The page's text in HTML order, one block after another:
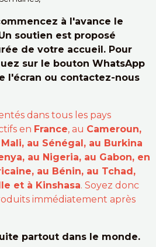
à l'avance le
soutien est proposé
de votre accueil. Pour
sur le bouton WhatsApp
l'écran ou contactez-nous
dans tous les pays
en France, au Cameroun,
au Sénégal, au Burkina
au Nigeria, au Gabon, en
au Bénin, au Tchad,
et à Kinshasa. Soyez donc
immédiatement après
partout dans le monde.